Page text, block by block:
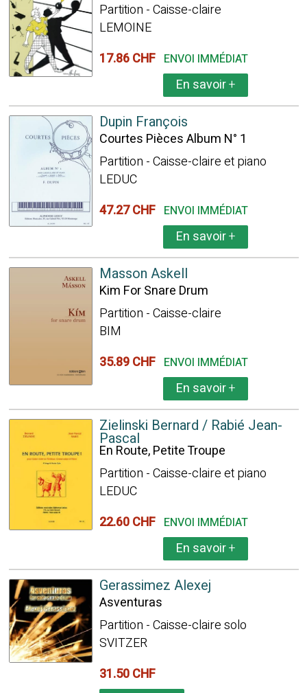
Partition - Caisse-claire
LEMOINE
17.86 CHF ENVOI IMMÉDIAT
En savoir+
Dupin François
Courtes Pièces Album N° 1
Partition - Caisse-claire et piano
LEDUC
47.27 CHF ENVOI IMMÉDIAT
En savoir+
Masson Askell
Kim For Snare Drum
Partition - Caisse-claire
BIM
35.89 CHF ENVOI IMMÉDIAT
En savoir+
Zielinski Bernard / Rabié Jean-
Pascal
En Route, Petite Troupe
Partition - Caisse-claire et piano
LEDUC
22.60 CHF ENVOI IMMÉDIAT
En savoir+
Gerassimez Alexej
Asventuras
Partition - Caisse-claire solo
SVITZER
31.50 CHF